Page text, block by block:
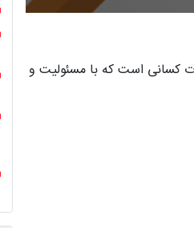
کسانی است که با مسئولیت و